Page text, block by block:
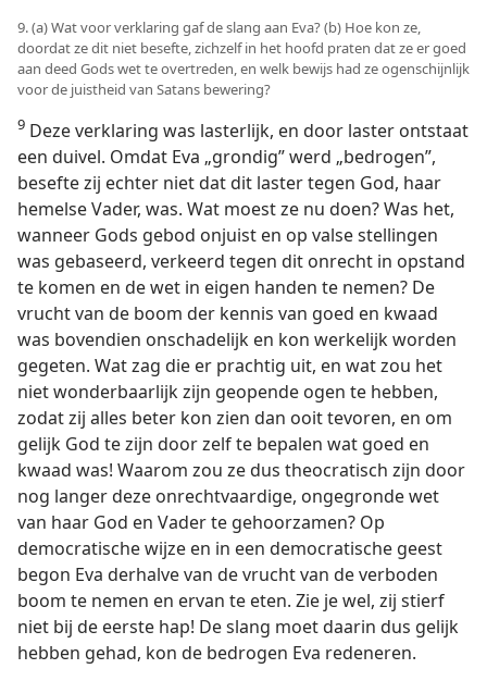
9. (a) Wat voor verklaring gaf de slang aan Eva? (b) Hoe kon ze,
doordat ze dit niet besefte, zichzelf in het hoofd praten dat ze er goed
aan deed Gods wet te overtreden, en welk bewijs had ze ogenschijnlijk
voor de juistheid van Satans bewering?
9 Deze verklaring was lasterlijk, en door laster ontstaat
een duivel. Omdat Eva „grondig” werd „bedrogen”,
besefte zij echter niet dat dit laster tegen God, haar
hemelse Vader, was. Wat moest ze nu doen? Was het,
wanneer Gods gebod onjuist en op valse stellingen
was gebaseerd, verkeerd tegen dit onrecht in opstand
te komen en de wet in eigen handen te nemen? De
vrucht van de boom der kennis van goed en kwaad
was bovendien onschadelijk en kon werkelijk worden
gegeten. Wat zag die er prachtig uit, en wat zou het
niet wonderbaarlijk zijn geopende ogen te hebben,
zodat zij alles beter kon zien dan ooit tevoren, en om
gelijk God te zijn door zelf te bepalen wat goed en
kwaad was! Waarom zou ze dus theocratisch zijn door
nog langer deze onrechtvaardige, ongegronde wet
van haar God en Vader te gehoorzamen? Op
democratische wijze en in een democratische geest
begon Eva derhalve van de vrucht van de verboden
boom te nemen en ervan te eten. Zie je wel, zij stierf
niet bij de eerste hap! De slang moet daarin dus gelijk
hebben gehad, kon de bedrogen Eva redeneren.